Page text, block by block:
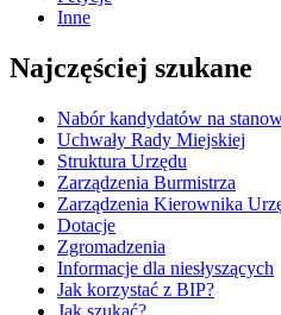
Inne
Najczęściej szukane
Nabór kandydatów na
Uchwały Rady Miejskiej
Struktura Urzędu
Zarządzenia Burmistrza
Zarządzenia Kierownika
Dotacje
Zgromadzenia
Informacje dla niesłyszących
Jak korzystać z BIP?